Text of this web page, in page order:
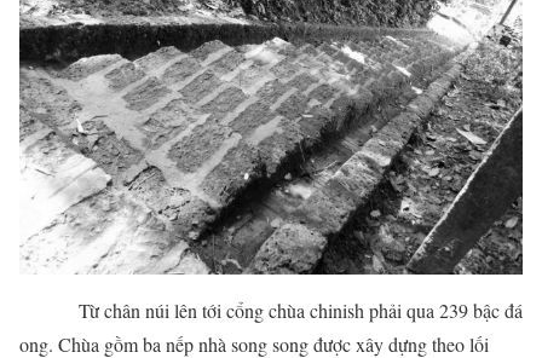
Từ chân núi lên tới cổng chùa chinish phải qua 239 bậc đá
ong. Chùa gồm ba nếp nhà song song được xây dựng theo lối